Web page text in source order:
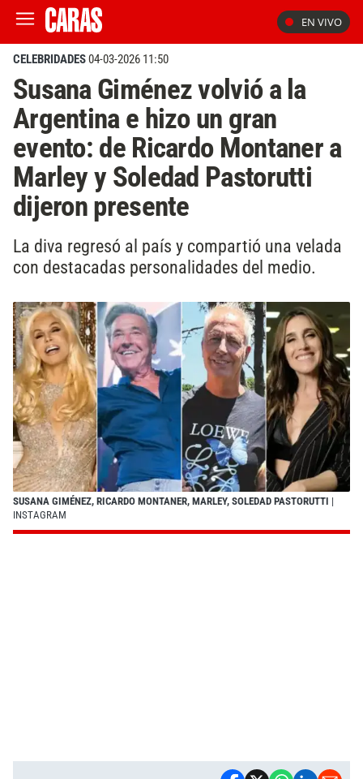
EN VIVO
CELEBRIDADES04-03-2026 11:50
Susana Giménez volvió a la
Argentina e hizo un gran
evento: de Ricardo Montaner a
Marley y Soledad Pastorutti
dijeron presente
La diva regresó al país y compartió una velada
con destacadas personalidades del medio.
SUSANA GIMÉNEZ, RICARDO MONTANER, MARLEY, SOLEDAD PASTORUTTI |
INSTAGRAM